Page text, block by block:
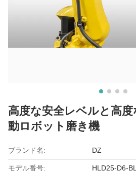
高度な安全レベルと高
動ロボット磨き機
ブランド名: DZ
モデル番号: HLD25-D6-